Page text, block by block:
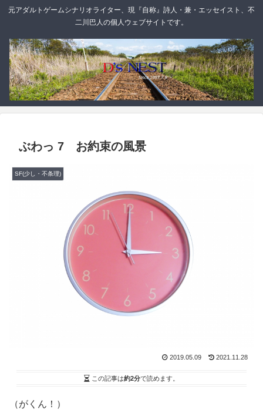
元アダルトゲームシナリオライター、現『自称』詩人・兼・エッセイスト、不
二川巴人の個人ウェブサイトです。
ぶわっ 7 お約束の風景
SF(少し・不条理)
2019.05.09 2021.11.28
この記事は約2分で読めます。
（がくん！）